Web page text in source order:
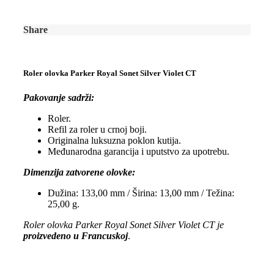
Share
Roler olovka Parker Royal Sonet Silver Violet CT
Pakovanje sadrži:
Roler.
Refil za roler u crnoj boji.
Originalna luksuzna poklon kutija.
Međunarodna garancija i uputstvo za upotrebu.
Dimenzija zatvorene olovke:
Dužina: 133,00 mm / Širina: 13,00 mm / Težina:
25,00 g.
Roler olovka Parker Royal Sonet Silver Violet CT je
proizvedeno u Francuskoj.